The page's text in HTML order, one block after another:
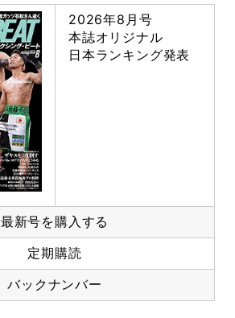
2026年8月号
本誌オリジナル
日本ランキング発表
最新号を購入する
定期購読
バックナンバー